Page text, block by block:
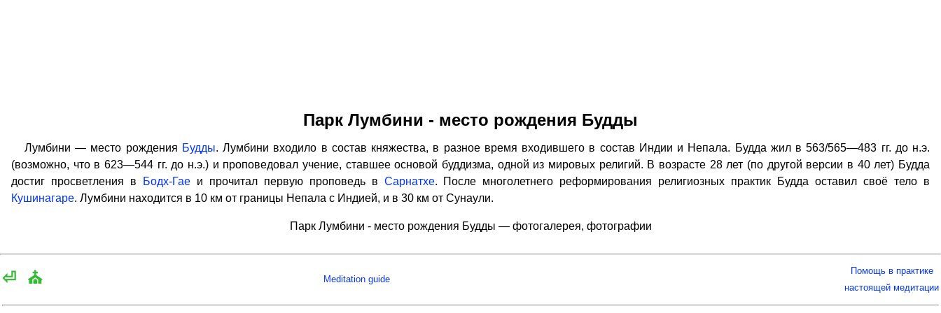
Парк Лумбини - место рождения Будды
Лумбини — место рождения Будды. Лумбини входило в состав княжества, в разное время входившего в состав Индии и Непала. Будда жил в 563/565—483 гг. до н.э.
(возможно, что в 623—544 гг. до н.э.) и проповедовал учение, ставшее основой буддизма, одной из мировых религий. В возрасте 28 лет (по другой версии в 40 лет) Будда
достиг просветления в
Бодх-Гаеи прочитал первую проповедь в Сарнатхе. После многолетнего реформирования религиозных практик Будда оставил своё тело в
Кушинагаре. Лумбини находится в 10 км от границы Непала с Индией, и в 30 км от Сунаули.
Парк Лумбини - место рождения Будды — фотогалерея, фотографии
⏎ ⛪ Meditation guide
Помощь в практике
настоящей медитации